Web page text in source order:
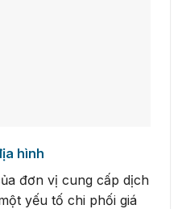
hình
đơn vị cung cấp dịch
yếu tố chi phối giá